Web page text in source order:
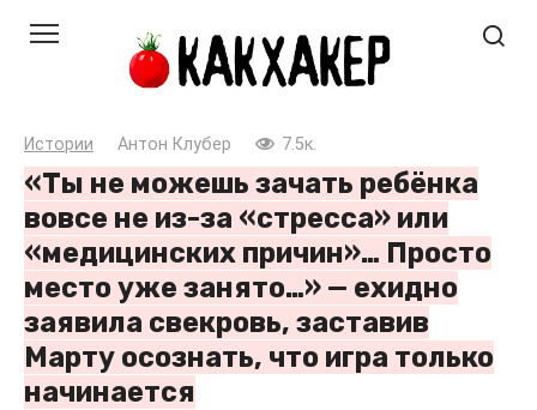
Истории Антон Клубер 7.5к.
«Ты не можешь зачать ребёнка
вовсе не из-за «стресса» или
«медицинских причин»… Просто
место уже занято…» — ехидно
заявила свекровь, заставив
Марту осознать, что игра только
начинается